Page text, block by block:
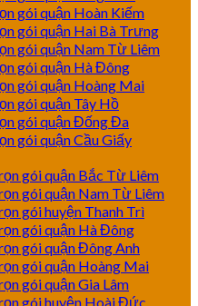
gói quận Hoàn Kiếm
gói quận Hai Bà Trưng
gói quận Nam Từ Liêm
gói quận Hà Đông
gói quận Hoàng Mai
gói quận Tây Hồ
gói quận Đống Đa
gói quận Cầu Giấy
gói quận Bắc Từ Liêm
gói quận Nam Từ Liêm
gói huyện Thanh Trì
gói quận Hà Đông
gói quận Đông Anh
gói quận Hoàng Mai
gói quận Gia Lâm
gói huyện Hoài Đức